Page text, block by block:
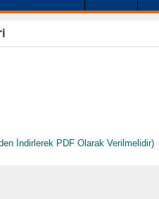
İndirlerek PDF Olarak Verilmelidir)